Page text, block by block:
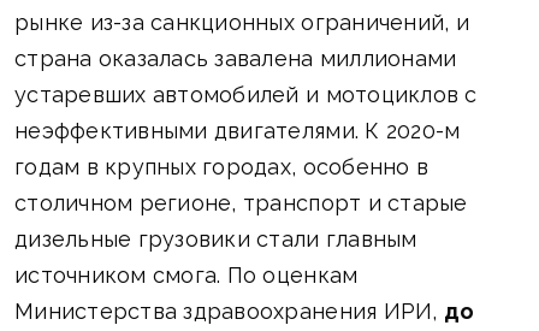
рынке из-за санкционных ограничений, и
страна оказалась завалена миллионами
устаревших автомобилей и мотоциклов с
неэффективными двигателями. К 2020-м
годам в крупных городах, особенно в
столичном регионе, транспорт и старые
дизельные грузовики стали главным
источником смога. По оценкам
Министерства здравоохранения ИРИ, до